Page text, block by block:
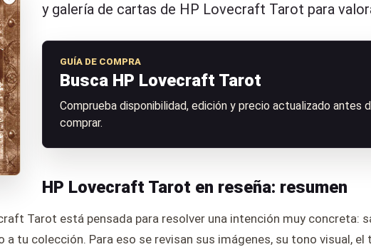
y galería de cartas de HP Lovecraft Tarot para
GUÍA DE COMPRA
Busca HP Lovecraft Tarot
Comprueba disponibilidad, edición y precio actualizado antes
comprar.
HP Lovecraft Tarot en reseña: resumen
Tarot está pensada para resolver una intención muy concreta:
a tu colección. Para eso se revisan sus imágenes, su tono visual,